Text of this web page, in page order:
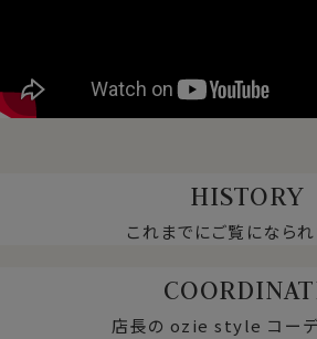
HISTORY
これまでにご覧になら
店長の ozie style コーデ